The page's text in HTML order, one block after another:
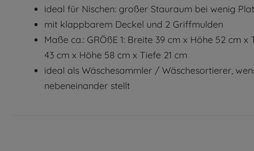
ideal für Nischen: großer Stauraum bei wenig
mit klappbarem Deckel und 2 Griffmulden
Maße ca.: GRÖßE 1: Breite 39 cm x Höhe 52 cm x
43 cm x Höhe 58 cm x Tiefe 21 cm
ideal als Wäschesammler / Wäschesortierer,
nebeneinander stellt